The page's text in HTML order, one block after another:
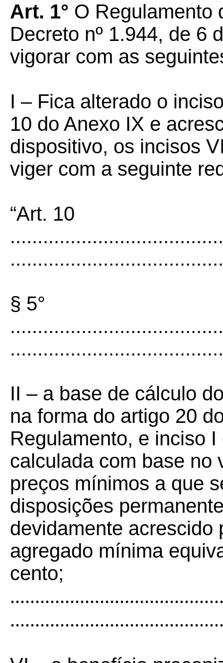
Art. 1° O Regulamento
Decreto nº 1.944, de 6
vigorar com as
I – Fica alterado o
10 do Anexo IX e
dispositivo, os incisos
viger com a seguinte
“Art. 10
§ 5°
II – a base de cálculo
na forma do artigo 20
Regulamento, e inciso
calculada com base no
preços mínimos a que
disposições
devidamente acrescido
agregado mínima
cento;